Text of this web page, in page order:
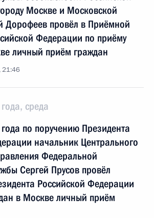
Москве и Московской
Дорофеев провёл в Приёмной
Федерации по приёму
личный приём граждан
21:46
среда
по поручению Президента
начальник Центрального
Федеральной
Сергей Прусов провёл
Российской Федерации
в Москве личный приём